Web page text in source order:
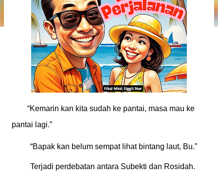
“Kemarin kan kita sudah ke pantai, masa mau ke
pantai lagi.”
“Bapak kan belum sempat lihat bintang laut, Bu.”
Terjadi perdebatan antara Subekti dan Rosidah.